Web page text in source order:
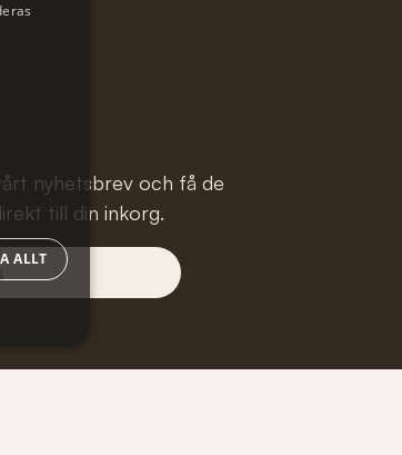
newsletter!
nyhetsbrev och få de
till din inkorg.
ALLT